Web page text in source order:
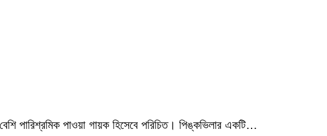
পারিশ্রমিক পাওয়া গায়ক হিসেবে পরিচিত। পিঙ্কভিলার একটি…